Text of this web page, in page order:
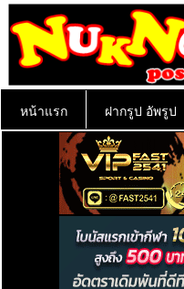
หน้าแรก ฝากรูป อัพรูป